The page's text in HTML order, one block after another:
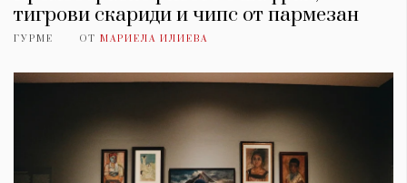
тигрови скариди и чипс от пармезан
ГУРМЕ ОТ МАРИЕЛА ИЛИЕВА